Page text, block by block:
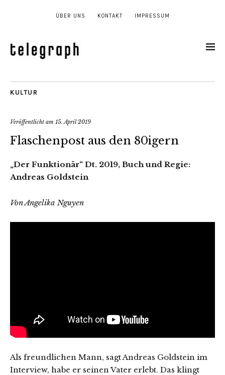
ÜBER UNS KONTAKT IMPRESSUM
KULTUR
Veröffentlicht am 15. April 2019
Flaschenpost aus den 80igern
„Der Funktionär“ Dt. 2019, Buch und Regie:
Andreas Goldstein
Von Angelika Nguyen
Als freundlichen Mann, sagt Andreas Goldstein im
Interview, habe er seinen Vater erlebt. Das klingt